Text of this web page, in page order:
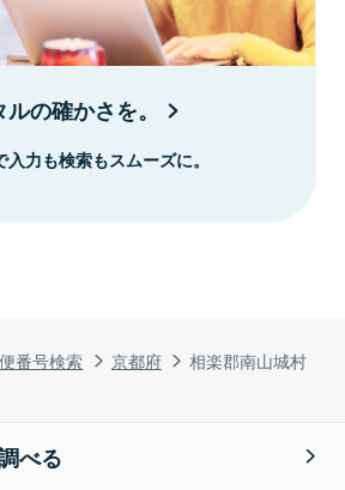
番号検索 京都府 相楽郡南山城村
の確かさを。
力も検索もスムーズに。
べる